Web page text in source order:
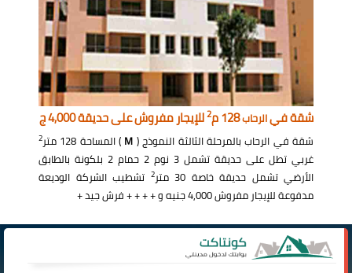
شقة فيالرحاب128 م 2للإيجار مفروش على حديقة 4,000 ج
شقة في الرحاب بالمرحلة الثالثة النموذج ( M ) المساحة 128 متر 2
غربي تطل على حديقة تشمل 3 نوم 2 حمام 2 بلكونة بالطابق
الأرضي تشمل حديقة خاصة 30 متر
2 تشطيب الشركة الوديعة
مدفوعة للإيجار مفروش 4,000 جنيه و + + + + فرش جيد +